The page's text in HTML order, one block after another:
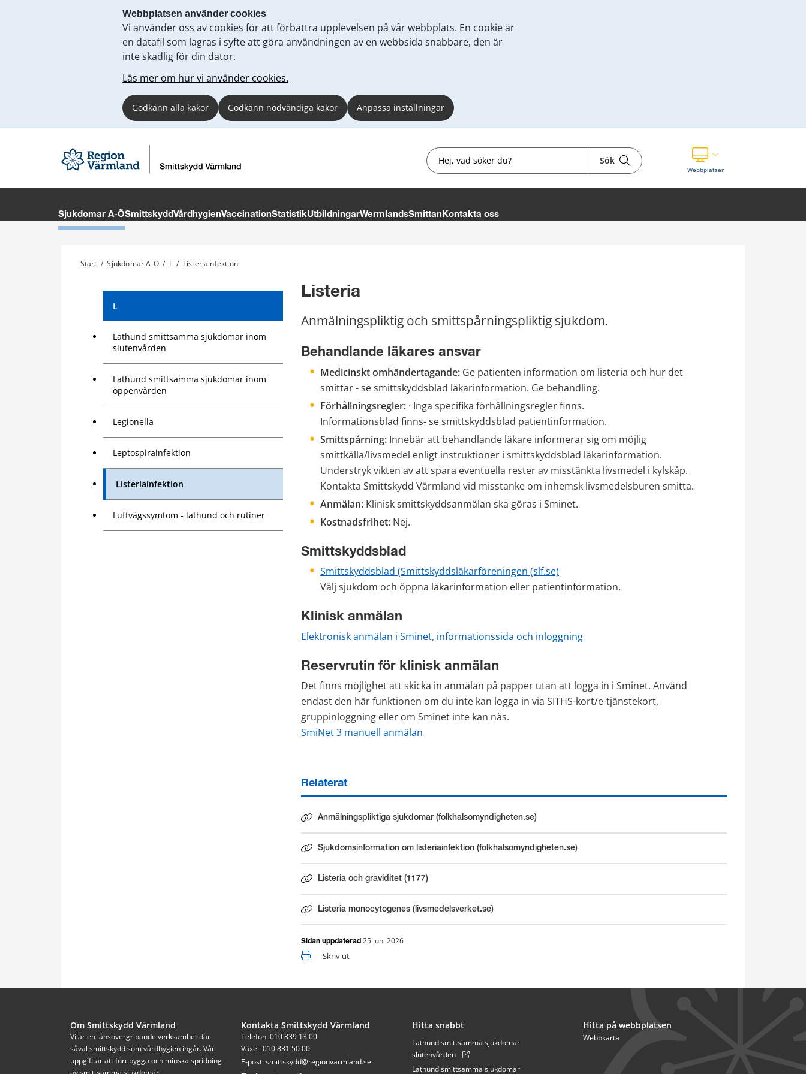
Webbplatsen använder cookies
Vi använder oss av cookies för att förbättra upplevelsen på vår webbplats. En cookie är
en datafil som lagras i syfte att göra användningen av en webbsida snabbare, den är
inte skadlig för din dator.
Läs mer om hur vi använder cookies.
Godkänn alla kakor Godkänn nödvändiga kakor Anpassa inställningar
Sök Sök
WebbplatserVisa våra andra webbplatser
Sjukdomar A-ÖSmittskyddVårdhygienVaccinationStatistikUtbildningarWermlandsSmittan Kontakta oss
Start / Sjukdomar A-Ö / L / Listeriainfektion
L
Lathund smittsamma sjukdomar inom
slutenvården
Lathund smittsamma sjukdomar inom
öppenvården
Legionella
Leptospirainfektion
Listeriainfektion
Luftvägssymtom - lathund och rutiner
Listeria
Anmälningspliktig och smittspårningspliktig sjukdom.
Behandlande läkares ansvar
Medicinskt omhändertagande: Ge patienten information om listeria och hur det
smittar - se smittskyddsblad läkarinformation. Ge behandling.
Förhållningsregler: · Inga specifika förhållningsregler finns.
Informationsblad finns- se smittskyddsblad patientinformation.
Smittspårning: Innebär att behandlande läkare informerar sig om möjlig
smittkälla/livsmedel enligt instruktioner i smittskyddsblad läkarinformation.
Understryk vikten av att spara eventuella rester av misstänkta livsmedel i kylskåp.
Kontakta Smittskydd Värmland vid misstanke om inhemsk livsmedelsburen smitta.
Anmälan: Klinisk smittskyddsanmälan ska göras i Sminet.
Kostnadsfrihet: Nej.
Smittskyddsblad
Smittskyddsblad (Smittskyddsläkarföreningen (slf.se)
Välj sjukdom och öppna läkarinformation eller patientinformation.
Klinisk anmälan
Elektronisk anmälan i Sminet, informationssida och inloggning
Reservrutin för klinisk anmälan
Det finns möjlighet att skicka in anmälan på papper utan att logga in i Sminet. Använd
endast den här funktionen om du inte kan logga in via SITHS-kort/e-tjänste­kort,
gruppinloggning eller om Sminet inte kan nås.
SmiNet 3 manuell anmälan
Relaterat
Anmälningspliktiga sjukdomar (folkhalsomyndigheten.se)
Länk till annan webbplats.
Sjukdomsinformation om listeriainfektion (folkhalsomyndigheten.se)
Länk till annan webbplats.
Listeria och graviditet (1177)
Länk till annan webbplats.
Listeria monocytogenes (livsmedelsverket.se)
Länk till annan webbplats.
Sidan uppdaterad 25 juni 2026
Skriv ut
Om Smittskydd Värmland
Vi är en länsövergripande verksamhet där
såväl smittskydd som vårdhygien ingår. Vår
uppgift är att förebygga och minska spridning
Kontakta Smittskydd Värmland
Telefon: 010 839 13 00
Växel: 010 831 50 00
E-post: smittskydd@regionvarmland.se
Hitta snabbt
Lathund smittsamma sjukdomar
slutenvården
Lathund smittsamma sjukdomar
Hitta på webbplatsen
Webbkarta